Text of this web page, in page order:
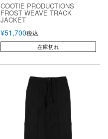
COOTIE PRODUCTIONS
FROST WEAVE TRACK
JACKET
¥51,700税込
在庫切れ